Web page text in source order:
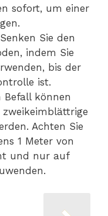
sofort, um einer
Sie den
indem Sie
bis der
ist.
Befall können
Achten Sie
1 Meter von
und nur auf